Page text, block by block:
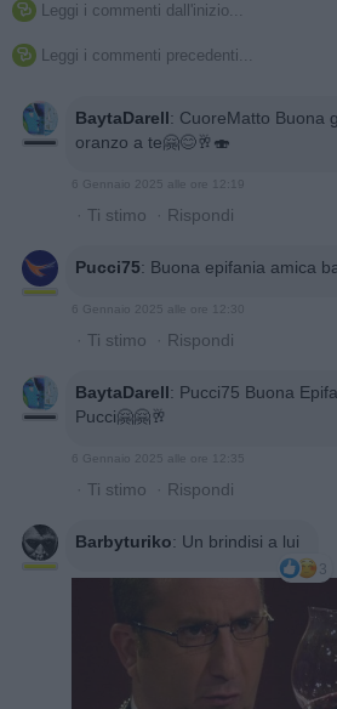
 Leggi i commenti dall'inizio...
 Leggi i commenti precedenti...
BaytaDarell: CuoreMatto Buona
oranzo a te🤗😊🥂🍣
6 Gennaio 2025 alle ore 12:19
· Ti stimo · Rispondi
Pucci75: Buona epifania amica
6 Gennaio 2025 alle ore 12:30
· Ti stimo · Rispondi
BaytaDarell: Pucci75 Buona
Pucci🤗🤗🥂
6 Gennaio 2025 alle ore 12:35
· Ti stimo · Rispondi
Barbyturiko: Un brindisi a lui
3